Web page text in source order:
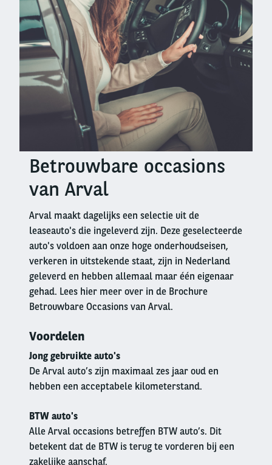
Right
columnBetrouwbare occasions
van Arval
Arval maakt dagelijks een selectie uit de
leaseauto's die ingeleverd zijn. Deze geselecteerde
auto's voldoen aan onze hoge onderhoudseisen,
verkeren in uitstekende staat, zijn in Nederland
geleverd en hebben allemaal maar één eigenaar
gehad. Lees hier meer over in de Brochure
Betrouwbare Occasions van Arval.
Voordelen
Jong gebruikte auto's
De Arval auto’s zijn maximaal zes jaar oud en
hebben een acceptabele kilometerstand.
BTW auto's
Alle Arval occasions betreffen BTW auto’s. Dit
betekent dat de BTW is terug te vorderen bij een
zakelijke aanschaf.